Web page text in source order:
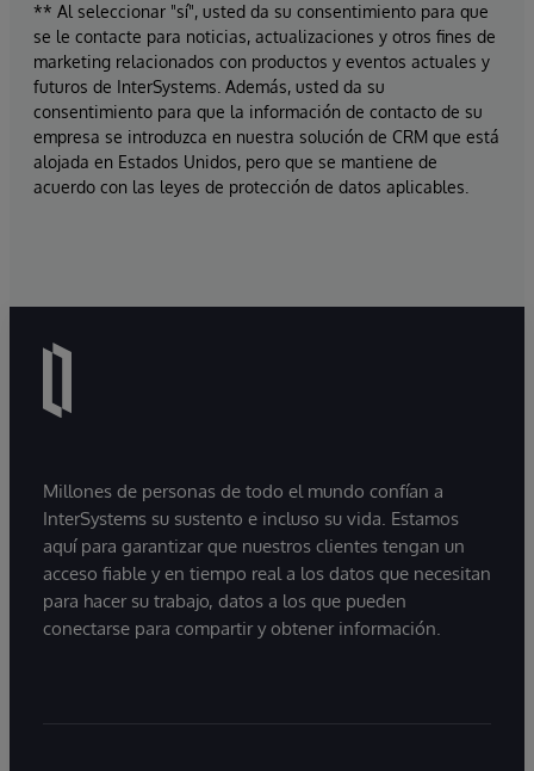
** Al seleccionar "sí", usted da su consentimiento para que
se le contacte para noticias, actualizaciones y otros fines de
marketing relacionados con productos y eventos actuales y
futuros de InterSystems. Además, usted da su
consentimiento para que la información de contacto de su
empresa se introduzca en nuestra solución de CRM que está
alojada en Estados Unidos, pero que se mantiene de
acuerdo con las leyes de protección de datos aplicables.
Millones de personas de todo el mundo confían a
InterSystems su sustento e incluso su vida. Estamos
aquí para garantizar que nuestros clientes tengan un
acceso fiable y en tiempo real a los datos que necesitan
para hacer su trabajo, datos a los que pueden
conectarse para compartir y obtener información.